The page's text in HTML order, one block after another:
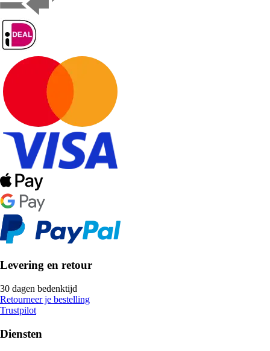
Levering en retour
30 dagen bedenktijd
Retourneer je bestelling
Trustpilot
Diensten